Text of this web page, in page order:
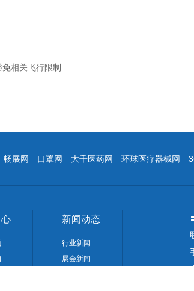
相关飞行限制
畅展网 口罩网 大千医药网 环球医疗器械网
新闻动态
行业新闻
展会新闻